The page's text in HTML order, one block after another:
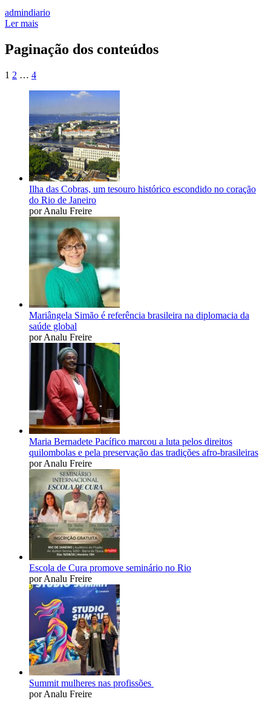
admindiario
Ler mais
Paginação dos conteúdos
1 2 … 4
Ilha das Cobras, um tesouro histórico escondido no coração
do Rio de Janeiro
por Analu Freire
Mariângela Simão é referência brasileira na diplomacia da
saúde global
por Analu Freire
Maria Bernadete Pacífico marcou a luta pelos direitos
quilombolas e pela preservação das tradições afro-brasileiras
por Analu Freire
Escola de Cura promove seminário no Rio
por Analu Freire
Summit mulheres nas profissões
por Analu Freire